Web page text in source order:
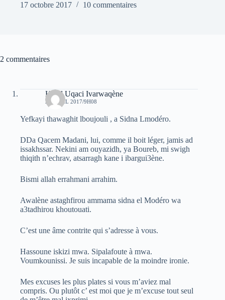
17 octobre 2017
10 commentaires
2 commentaires
Hend Uqaci Ivarwaqène
29 AVRIL 2017/9H08
Yefkayi thawaghit lboujouli , a Sidna Lmodéro.
DDa Qacem Madani, lui, comme il boit léger, jamis ad
issakhssar. Nekini am ouyazidh, ya Boureb, mi swigh
thiqith n’echrav, atsarragh kane i ibargui3ène.
Bismi allah errahmani arrahim.
Awalène astaghfirou ammama sidna el Modéro wa
a3tadhirou khoutouati.
C’est une âme contrite qui s’adresse à vous.
Hassoune iskizi mwa. Sipalafoute à mwa.
Voumkounissi. Je suis incapable de la moindre ironie.
Mes excuses les plus plates si vous m’aviez mal
compris. Ou plutôt c’ est moi que je m’excuse tout seul